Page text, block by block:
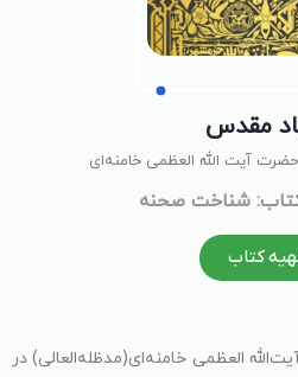
مقدس
آیت الله العظمی خامنه‌ای‌
شناخت صحنه
کتاب
العظمی خامنه‌ای(مدظله‌العالی) در